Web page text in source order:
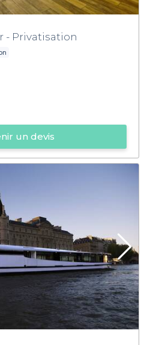
- Privatisation
un devis